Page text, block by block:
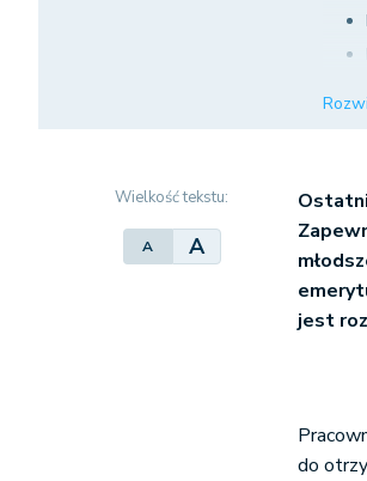
Wielkość tekstu:
A A
jest
do